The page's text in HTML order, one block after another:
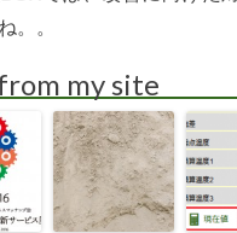
。。
my site